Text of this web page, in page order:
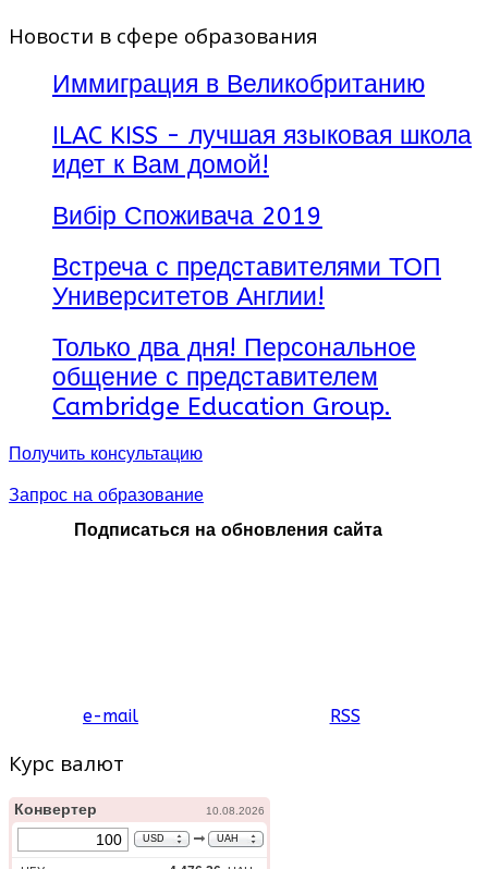
Новости в сфере образования
Иммиграция в Великобританию
ILAC KISS - лучшая языковая школа
идет к Вам домой!
Вибір Споживача 2019
Встреча с представителями ТОП
Университетов Англии!
Только два дня! Персональное
общение с представителем
Cambridge Education Group.
Получить консультацию
Запрос на образование
Подписаться на обновления сайта
e-mail RSS
Курс валют